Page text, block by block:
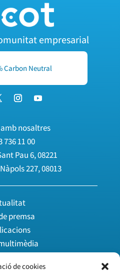
de cookies
empresarial
Carbon Neutral
nosaltres
736 11 00
Pau 6, 08221
227, 08013
premsa